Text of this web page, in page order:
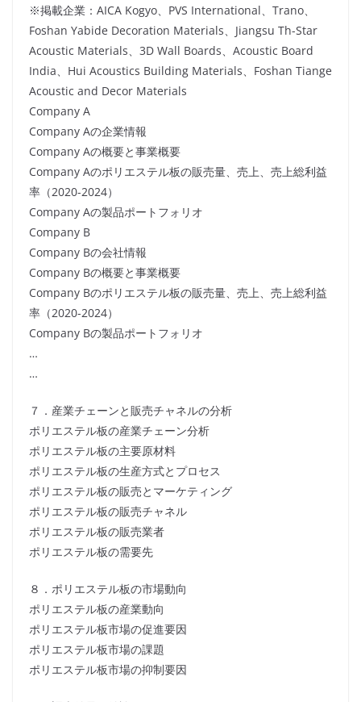
※掲載企業：AICA Kogyo、PVS International、Trano、
Foshan Yabide Decoration Materials、Jiangsu Th-Star
Acoustic Materials、3D Wall Boards、Acoustic Board
India、Hui Acoustics Building Materials、Foshan Tiange
Acoustic and Decor Materials
Company A
Company Aの企業情報
Company Aの概要と事業概要
Company Aのポリエステル板の販売量、売上、売上総利益
率（2020-2024）
Company Aの製品ポートフォリオ
Company B
Company Bの会社情報
Company Bの概要と事業概要
Company Bのポリエステル板の販売量、売上、売上総利益
率（2020-2024）
Company Bの製品ポートフォリオ
…
…
７．産業チェーンと販売チャネルの分析
ポリエステル板の産業チェーン分析
ポリエステル板の主要原材料
ポリエステル板の生産方式とプロセス
ポリエステル板の販売とマーケティング
ポリエステル板の販売チャネル
ポリエステル板の販売業者
ポリエステル板の需要先
８．ポリエステル板の市場動向
ポリエステル板の産業動向
ポリエステル板市場の促進要因
ポリエステル板市場の課題
ポリエステル板市場の抑制要因